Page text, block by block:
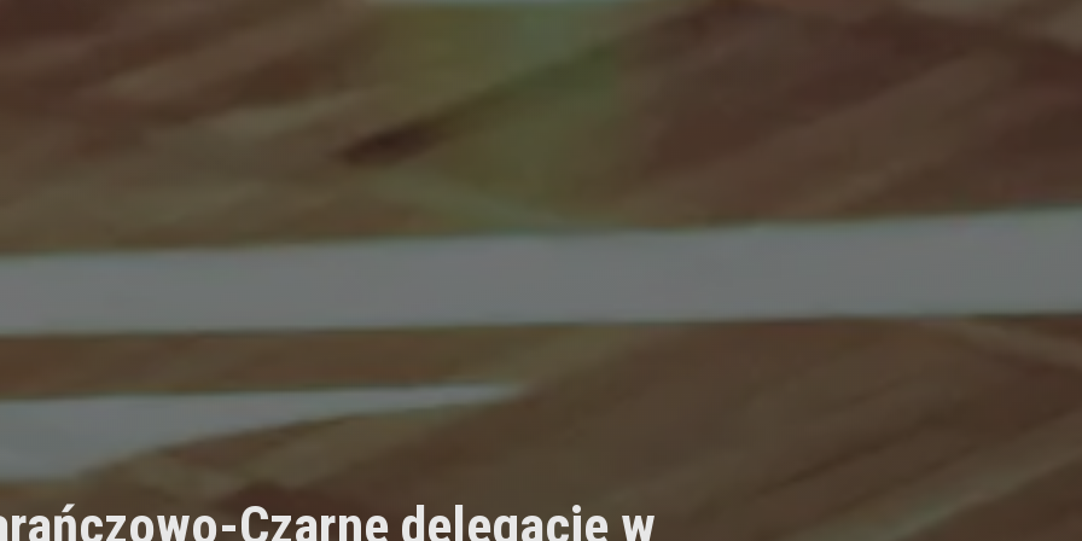
Czarne delegacje w